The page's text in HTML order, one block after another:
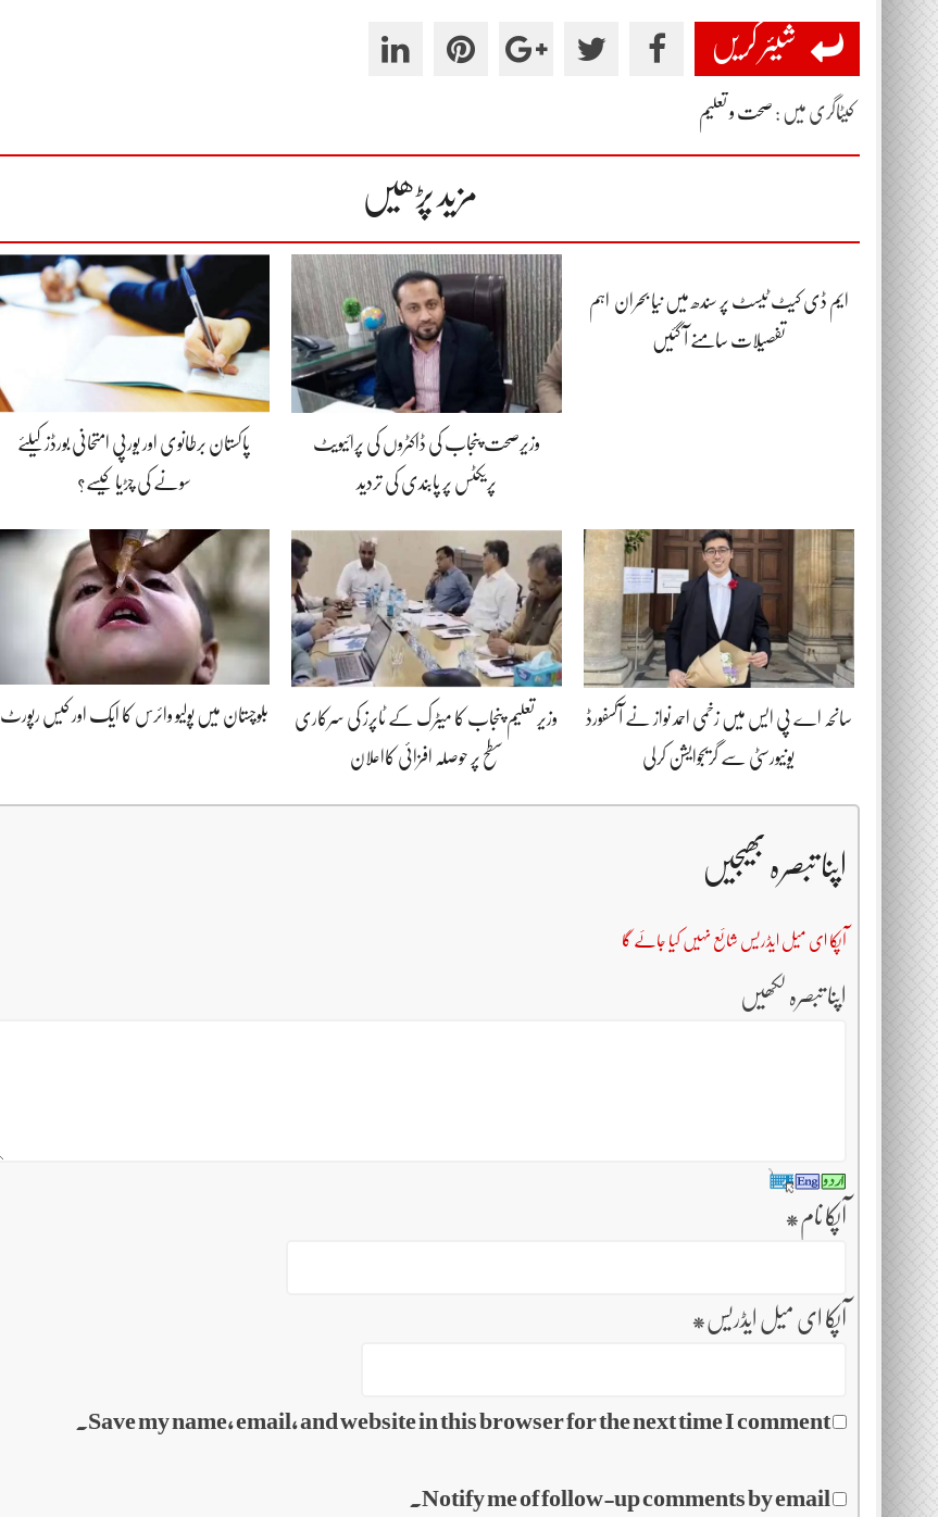
شیئر کریں
کیٹاگری میں : صحت و تعلیم
مزید پڑھیں
ایم ڈی کیٹ ٹیسٹ پر سندھ میں نیا بحران اہم
تفصیلات سامنے آ گئیں
وزیرصحت پنجاب کی ڈاکٹروں کی پرائیویٹ
پریکٹس پر پابندی کی تردید
پاکستان برطانوی اور یورپی امتحانی بورڈز کیلئے
سونے کی چڑیا کیسے؟
سانحہ اے پی ایس میں زخمی احمد نواز نے آکسفورڈ
یونیورسٹی سے گریجوایشن کرلی
وزیر تعلیم پنجاب کا میٹرک کے ٹاپرز کی سرکاری
سطح پر حوصلہ افزائی کااعلان
بلوچستان میں پولیو وائرس کا ایک اور کیس رپورٹ
اپنا تبصرہ بھیجیں
آپکا ای میل ایڈریس شائع نہیں کیا جائے گا
اپنا تبصرہ لکھیں
آپکا نام *
آپکا ای میل ایڈریس *
Save my name, email, and website in this browser for the next time I comment.
Notify me of follow-up comments by email.